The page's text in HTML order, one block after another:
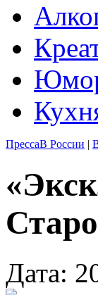
ПрессаВ России |
Дата: